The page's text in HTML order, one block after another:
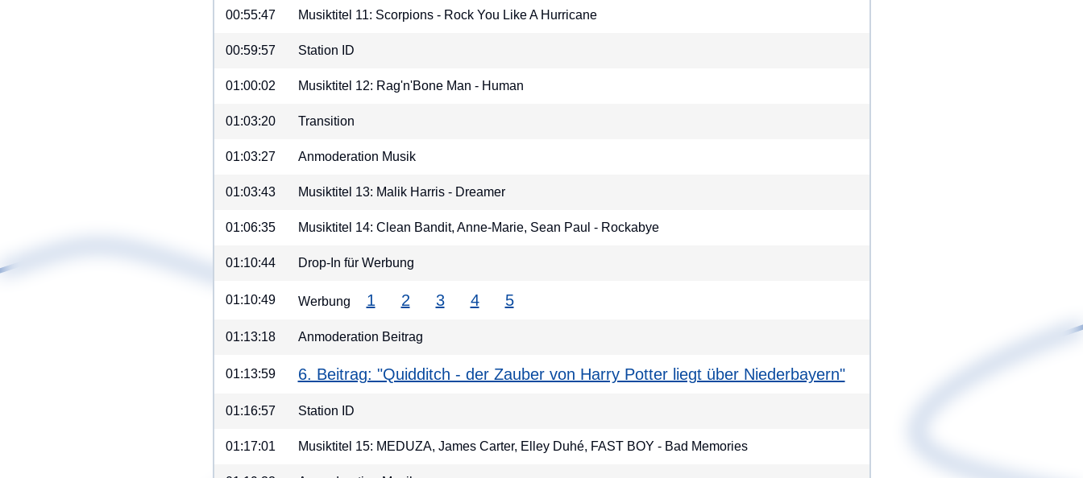
00:55:47 Musiktitel 11: Scorpions - Rock You Like A Hurricane
00:59:57 Station ID
01:00:02 Musiktitel 12: Rag'n'Bone Man - Human
01:03:20 Transition
01:03:27 Anmoderation Musik
01:03:43 Musiktitel 13: Malik Harris - Dreamer
01:06:35 Musiktitel 14: Clean Bandit, Anne-Marie, Sean Paul - Rockabye
01:10:44 Drop-In für Werbung
01:10:49 Werbung 1 2 3 4 5
01:13:18 Anmoderation Beitrag
01:13:59 6. Beitrag: "Quidditch - der Zauber von Harry Potter liegt über Niederbayern"
01:16:57 Station ID
01:17:01 Musiktitel 15: MEDUZA, James Carter, Elley Duhé, FAST BOY - Bad Memories